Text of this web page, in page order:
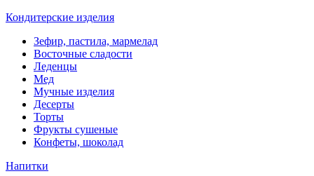
Кондитерские изделия
Зефир, пастила, мармелад
Восточные сладости
Леденцы
Мед
Мучные изделия
Десерты
Торты
Фрукты сушеные
Конфеты, шоколад
Напитки